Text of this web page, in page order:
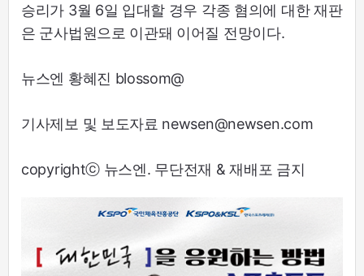
승리가 3월 6일 입대할 경우 각종 혐의에 대한 재판
은 군사법원으로 이관돼 이어질 전망이다.
뉴스엔 황혜진 blossom@
기사제보 및 보도자료 newsen@newsen.com
copyrightⓒ 뉴스엔. 무단전재 & 재배포 금지